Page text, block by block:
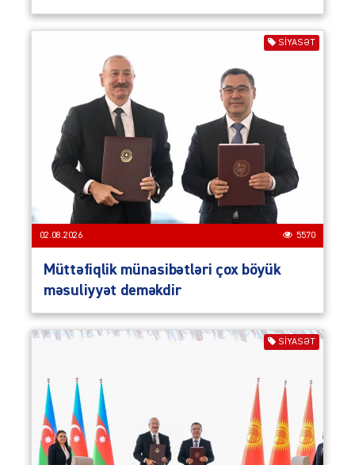
SIYASƏT
02.08.2026 5570
Müttəfiqlik münasibətləri çox böyük
məsuliyyət deməkdir
SIYASƏT